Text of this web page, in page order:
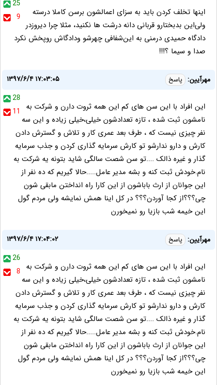
25
9
اینها تخلف کردن باید به سزای اعمالشون برسن کاملا درسته
ولی‌این بدبختارو‌ قربانی دانه درشت ها نکنید، مثلا چرا دیروزدر
دادگاه حمیدی د‌رمنی به این‌شفافی چهرشو‌ و‌دادگاش رو‌پخش نکرد‌
صدا و سیما ؟!!!
مهرآیین: پاسخ
۱۳۹۷/۶/۴ ۱۷:۰۳:۰۵
28
11
این افراد با این سن های کم این همه ثروت دارن و شرکت به
نامشون ثبت شده ، تازه تعدادشون خیلی،خیلی زیاده و این سه
نفر چیزی نیست که ، طرف بعد عمری کار و تلاش و گسترش دادن
کارش و دارو ندارشو تو کارش سرمایه گذاری کردن و جذب سرمایه
گذار و غیره ذالک ....تو سن شصت سالگی شاید بتونه یه شرکت به
نام.خودش ثبت کنه و بشه مدیر عامل.....حالا گیریم که ده نفر از
این جوانان از ارث باباشون از این کارا راه انداختن مابقی شون
چی؟؟؟از کجا آوردن؟؟؟ در کل اینا همش نمایشه ولی مردم گول
این خیمه شب بازیا رو نمیخورن
مهرآیین: پاسخ
۱۳۹۷/۶/۴ ۱۷:۰۴:۰۲
26
8 این افراد با این سن های کم این همه ثروت دارن و شرکت به
نامشون ثبت شده ، تازه تعدادشون خیلی،خیلی زیاده و این سه
نفر چیزی نیست که ، طرف بعد عمری کار و تلاش و گسترش دادن
کارش و دارو ندارشو تو کارش سرمایه گذاری کردن و جذب سرمایه
گذار و غیره ذالک ....تو سن شصت سالگی شاید بتونه یه شرکت به
نام.خودش ثبت کنه و بشه مدیر عامل.....حالا گیریم که ده نفر از
این جوانان از ارث باباشون از این کارا راه انداختن مابقی شون
چی؟؟؟از کجا آوردن؟؟؟ در کل اینا همش نمایشه ولی مردم گول
این خیمه شب بازیا رو نمیخورن